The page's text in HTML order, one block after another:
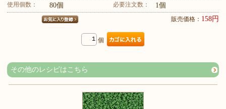
使用個数： 80個 必要注文数： 1個
販売価格： 158円
個
その他のレシピはこちら